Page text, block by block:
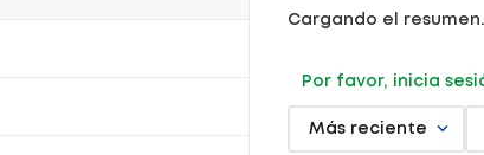
Cargando el
Por favor, inicia
Más reciente